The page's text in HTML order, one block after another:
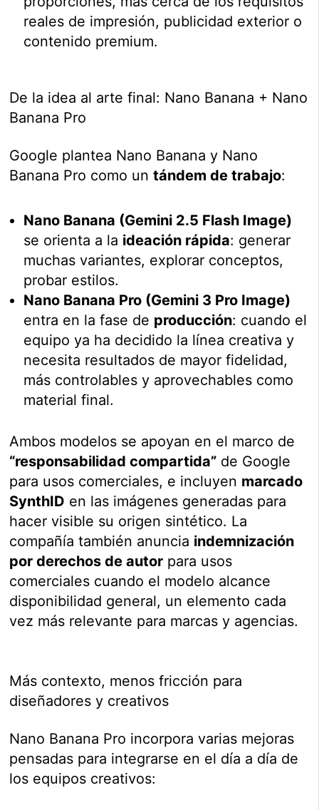
reales de impresión, publicidad exterior o
contenido premium.
De la idea al arte final: Nano Banana + Nano
Banana Pro
Google plantea Nano Banana y Nano
Banana Pro como untándem de trabajo:
Nano Banana (Gemini 2.5 Flash Image)
se orienta a la ideación rápida: generar
muchas variantes, explorar conceptos,
probar estilos.
Nano Banana Pro (Gemini 3 Pro Image)
entra en la fase de producción: cuando el
equipo ya ha decidido la línea creativa y
necesita resultados de mayor fidelidad,
más controlables y aprovechables como
material final.
Ambos modelos se apoyan en el marco de
“responsabilidad compartida” de Google
para usos comerciales, e incluyen marcado
SynthID en las imágenes generadas para
hacer visible su origen sintético. La
compañía también anuncia indemnización
por derechos de autor para usos
comerciales cuando el modelo alcance
disponibilidad general, un elemento cada
vez más relevante para marcas y agencias.
Más contexto, menos fricción para
diseñadores y creativos
Nano Banana Pro incorpora varias mejoras
pensadas para integrarse en el día a día de
los equipos creativos: